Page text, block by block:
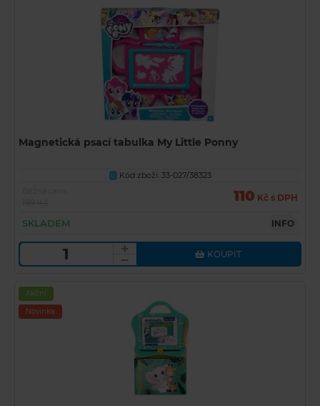
Magnetická psací tabulka My Little Ponny
U Kód zboží: 33-027/38323
110 Kč s DPH
SKLADEM INFO
KOUPIT
Akční
Novinka